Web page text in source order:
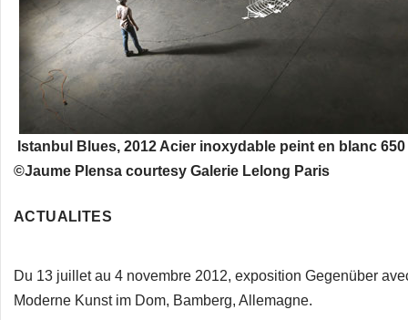
Istanbul Blues, 2012 Acier inoxydable peint en blanc
©Jaume Plensa courtesy Galerie Lelong Paris
ACTUALITES
Du 13 juillet au 4 novembre 2012, exposition Gegenüber
Moderne Kunst im Dom, Bamberg, Allemagne.